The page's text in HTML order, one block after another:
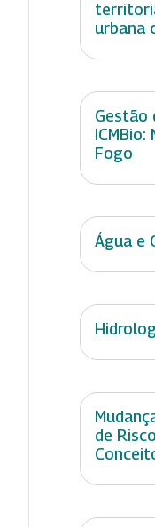
urbana
Gestão
Fogo
Água e
de